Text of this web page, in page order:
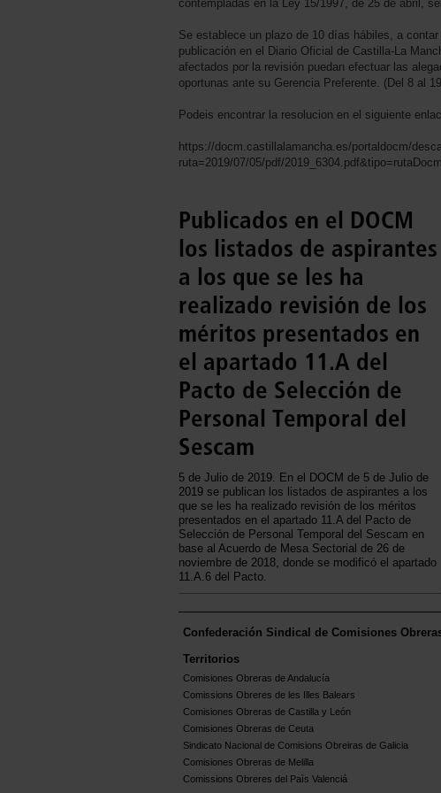
contempladas en la Ley 15/1997, de 25 de abril,
Se establece un plazo de 10 días hábiles, a
publicación en el Diario Oficial de Castilla-La
afectados por la revisión puedan efectuar las
oportunas ante su Gerencia Preferente. (Del 8 al
Podeis encontrar la resolucion en el siguiente
https://docm.castillalamancha.es/portaldocm/
ruta=2019/07/05/pdf/2019_6304.pdf&tipo=rutaDocm
Publicados en el DOCM
los listados de aspirantes
a los que se les ha
realizado revisión de los
méritos presentados en
el apartado 11.A del
Pacto de Selección de
Personal Temporal del
Sescam
5 de Julio de 2019. En el DOCM de 5 de Julio de
2019 se publican los listados de aspirantes a los
que se les ha realizado revisión de los méritos
presentados en el apartado 11.A del Pacto de
Selección de Personal Temporal del Sescam en
base al Acuerdo de Mesa Sectorial de 26 de
noviembre de 2018, donde se modificó el apartado
11.A.6 del Pacto.
Confederación Sindical de Comisiones
Territorios
Comisiones Obreras de Andalucía
Comissions Obreres de les Illes Balears
Comisiones Obreras de Castilla y León
Comisiones Obreras de Ceuta
Sindicato Nacional de Comisions Obreiras de Galicia
Comisiones Obreras de Melilla
Comissions Obreres del Paìs Valenciá